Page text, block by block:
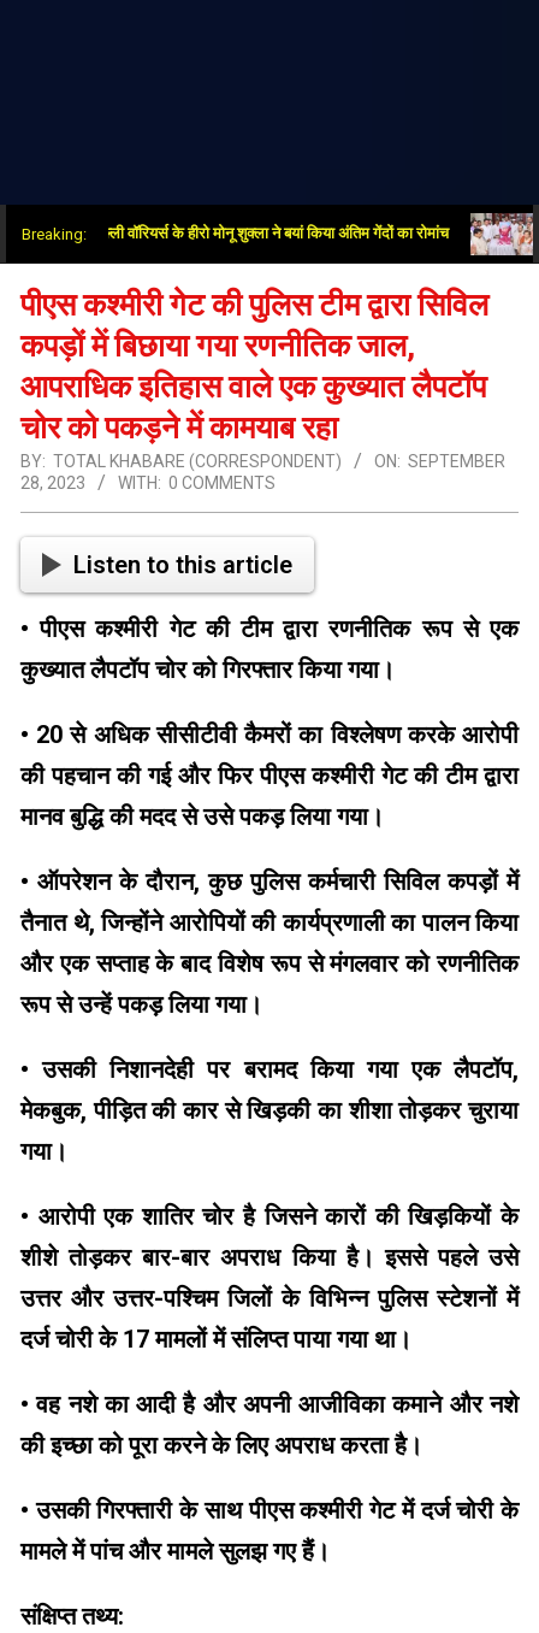
Breaking:
दिल्ली वॉरियर्स के हीरो मोनू शुक्ला ने बयां किया अंतिम गेंदों का रोमांच पूर्व
पीएस कश्मीरी गेट की पुलिस टीम द्वारा सिविल
कपड़ों में बिछाया गया रणनीतिक जाल,
आपराधिक इतिहास वाले एक कुख्यात लैपटॉप
चोर को पकड़ने में कामयाब रहा
BY: TOTAL KHABARE (CORRESPONDENT) ON: SEPTEMBER
28, 2023
WITH: 0 COMMENTS
Listen to this article
• पीएस कश्मीरी गेट की टीम द्वारा रणनीतिक रूप से एक
कुख्यात लैपटॉप चोर को गिरफ्तार किया गया।
• 20 से अधिक सीसीटीवी कैमरों का विश्लेषण करके आरोपी
की पहचान की गई और फिर पीएस कश्मीरी गेट की टीम द्वारा
मानव बुद्धि की मदद से उसे पकड़ लिया गया।
• ऑपरेशन के दौरान, कुछ पुलिस कर्मचारी सिविल कपड़ों में
तैनात थे, जिन्होंने आरोपियों की कार्यप्रणाली का पालन किया
और एक सप्ताह के बाद विशेष रूप से मंगलवार को रणनीतिक
रूप से उन्हें पकड़ लिया गया।
• उसकी निशानदेही पर बरामद किया गया एक लैपटॉप,
मेकबुक, पीड़ित की कार से खिड़की का शीशा तोड़कर चुराया
गया।
• आरोपी एक शातिर चोर है जिसने कारों की खिड़कियों के
शीशे तोड़कर बार-बार अपराध किया है। इससे पहले उसे
उत्तर और उत्तर-पश्चिम जिलों के विभिन्न पुलिस स्टेशनों में
दर्ज चोरी के 17 मामलों में संलिप्त पाया गया था।
• वह नशे का आदी है और अपनी आजीविका कमाने और नशे
की इच्छा को पूरा करने के लिए अपराध करता है।
• उसकी गिरफ्तारी के साथ पीएस कश्मीरी गेट में दर्ज चोरी के
मामले में पांच और मामले सुलझ गए हैं।
संक्षिप्त तथ्य: